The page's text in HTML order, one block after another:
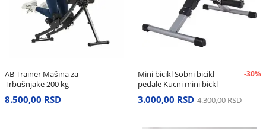
AB Trainer Mašina za
Trbušnjake 200 kg
8.500,00 RSD
Mini bicikl Sobni bicikl
pedale Kucni mini bickl
-30%
3.000,00 RSD 4.300,00 RSD